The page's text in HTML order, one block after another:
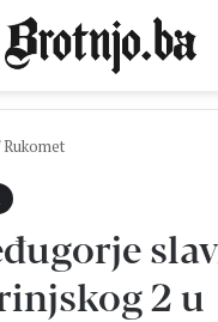
Rukomet
2 u